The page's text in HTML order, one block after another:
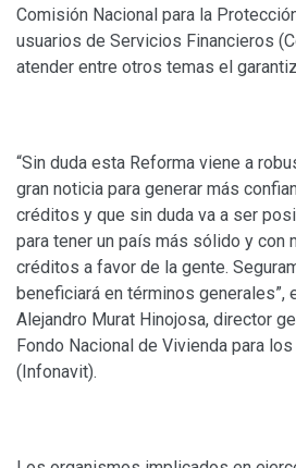
Comisión Nacional para la
usuarios de Servicios Financieros
atender entre otros temas el
“Sin duda esta Reforma viene a
gran noticia para generar más
créditos y que sin duda va a ser
para tener un país más sólido y con
créditos a favor de la gente.
beneficiará en términos generales”,
Alejandro Murat Hinojosa, director
Fondo Nacional de Vivienda para
(Infonavit).